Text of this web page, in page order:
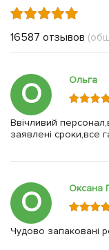
16587 отзывов
О Ольга
Ввічливий
заявлені сроки,все
О Оксана
Чудово запаковані